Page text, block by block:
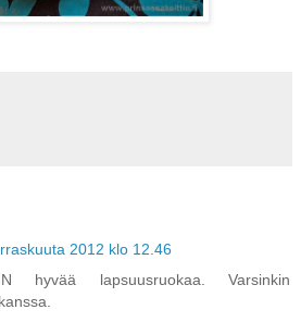
2012 klo 12.46
hyvää lapsuusruokaa. Varsinkin